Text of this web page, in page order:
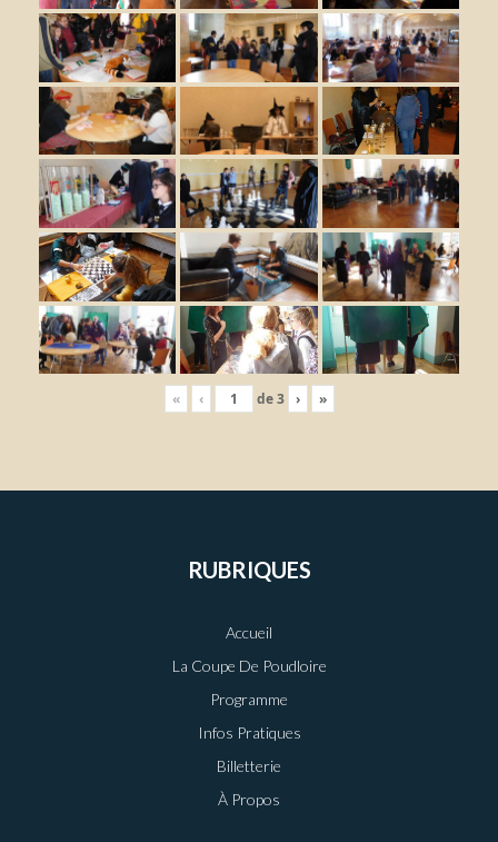
« ‹ de3 › »
RUBRIQUES
Accueil
La Coupe De Poudloire
Programme
Infos Pratiques
Billetterie
À Propos